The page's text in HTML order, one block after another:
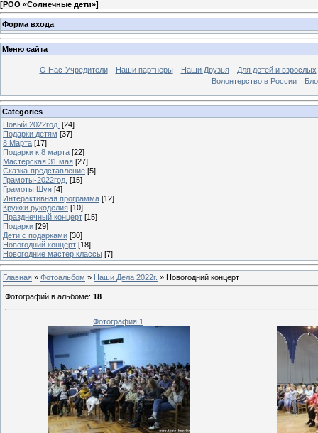
[РОО «Солнечные дети»]
Форма входа
Меню сайта
О Нас-Учредители Наши партнеры Наши Друзья
Для детей и взрослых
Волонтерство в России
Categories
Новый 2022год. [24]
Подарки детям [37]
8 Марта [17]
Подарки к 8 марта [22]
Мастерская 31 мая [27]
Сказка-представление [5]
Грамоты-2022год. [15]
Грамоты Шуя [4]
Интерактивная программа [12]
Кружки рукоделия [10]
Празднечный концерт [15]
Подарки [29]
Дети с подарками [30]
Новогодний концерт [18]
Новогодние мастер классы [7]
Главная » Фотоальбом » Наши Дела 2022г. » Новогодний концерт
Фотографий в альбоме: 18
Фотография 1